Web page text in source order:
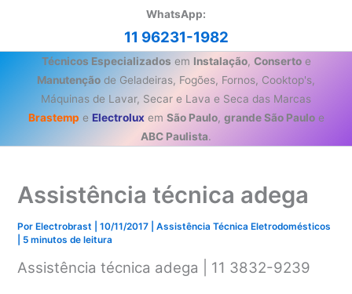
WhatsApp:
11 96231-1982
Técnicos Especializados em Instalação, Consertoe
Manutenção de Geladeiras, Fogões, Fornos, Cooktop's,
Máquinas de Lavar, Secar e Lava e Seca das Marcas
Brastemp e Electroluxem São Paulo, grande São Pauloe
ABC Paulista.
Assistência técnica adega
Por Electrobrast |10/11/2017 |Assistência Técnica Eletrodomésticos
5 minutos de leitura
Assistência técnica adega | 11 3832-9239